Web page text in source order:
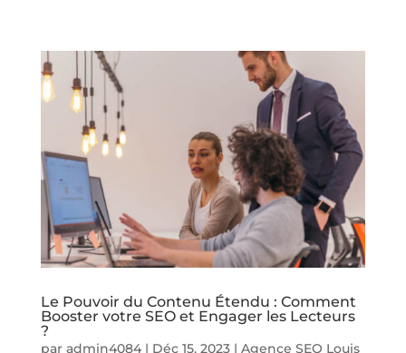
Le Pouvoir du Contenu Étendu : Comment
Booster votre SEO et Engager les Lecteurs
?
par admin4084| Déc 15, 2023| Agence SEO Louis